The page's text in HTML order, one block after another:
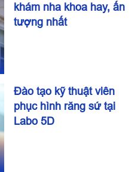
khám nha khoa hay, ấn
tượng nhất
Đào tạo kỹ thuật viên
phục hình răng sứ tại
Labo 5D